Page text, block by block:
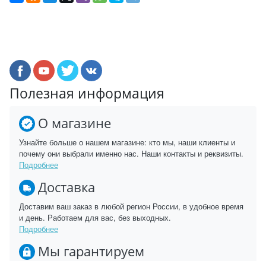
Полезная информация
О магазине
Узнайте больше о нашем магазине: кто мы, наши клиенты и
почему они выбрали именно нас. Наши контакты и реквизиты.
Подробнее
Доставка
Доставим ваш заказ в любой регион России, в удобное время
и день. Работаем для вас, без выходных.
Подробнее
Мы гарантируем